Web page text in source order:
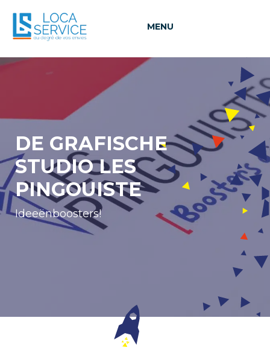
MENU
DE GRAFISCHE
STUDIO LES
PINGOUISTE
Ideeënboosters!